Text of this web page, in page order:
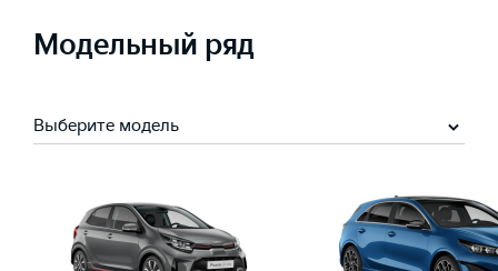
Модельный ряд
Выберите модель